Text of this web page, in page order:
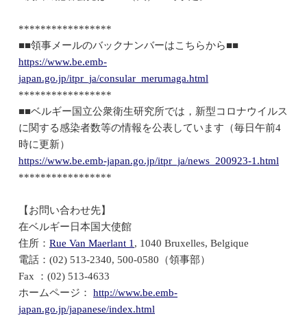
*****************
■■領事メールのバックナンバーはこちらから■■
https://www.be.emb-
japan.go.jp/itpr_ja/consular_merumaga.html
*****************
■■ベルギー国立公衆衛生研究所では，新型コロナウイルス
に関する感染者数等の情報を公表しています（毎日午前4
時に更新）
https://www.be.emb-japan.go.jp/itpr_ja/news_200923-1.html
*****************
【お問い合わせ先】
在ベルギー日本国大使館
住所： Rue Van Maerlant 1, 1040 Bruxelles, Belgique
電話：(02) 513-2340, 500-0580（領事部）
Fax ：(02) 513-4633
ホームページ： http://www.be.emb-
japan.go.jp/japanese/index.html